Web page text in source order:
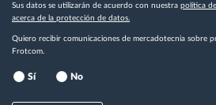
Sus datos se utilizarán de acuerdo con nuestra política
acerca de la protección de datos.
Quiero recibir comunicaciones de mercadotecnia sobre
Frotcom.
Sí No